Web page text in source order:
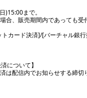
)15:00まで。
合、販売期間内であっても受
カード決済]/[バーチャル銀
について】
は配信内でお知らせする締切